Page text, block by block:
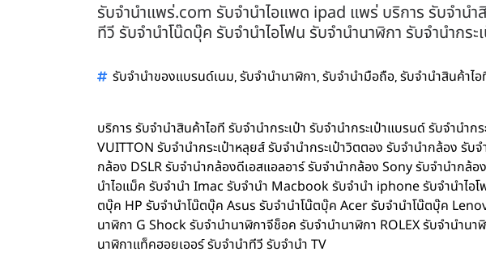
รับจํานําแพร่.com รับจำนำไอแพด ipad แพร่ บริการ รับจำน
ทีวี รับจำนำโน๊ดบุ๊ค รับจำนำไอโฟน รับจำนำนาฬิกา รับจำนำกระ
รับจำนำของแบรนด์เนม,รับจำนำนาฬิกา,รับจำนำมือถือ,รับจำนำสินค้าไอ
บริการ รับจำนำสินค้าไอที รับจำนำกระเป๋า รับจำนำกระเป๋าแบรนด์ รับจำนำก
VUITTON รับจำนำกระเป๋าหลุยส์ รับจำนำกระเป๋าวิตตอง รับจำนำกล้อง
กล้อง DSLR รับจำนำกล้องดีเอสแอลอาร์ รับจำนำกล้อง Sony รับจำนำก
นำไอแม็ค รับจำนำ Imac รับจำนำ Macbook รับจำนำ iphone รับจำนำไ
ตบุ๊ค HP รับจำนำโน๊ตบุ๊ค Asus รับจำนำโน๊ตบุ๊ค Acer รับจำนำโน๊ตบุ๊ค
นาฬิกา G Shock รับจำนำนาฬิกาจีช็อค รับจำนำนาฬิกา ROLEX รับจำนำน
นาฬิกาแท็คฮอยเออร์ รับจำนำทีวี รับจำนำ TV